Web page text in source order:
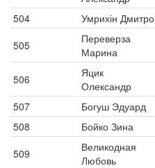
504
Умрихін Дмитро
505
Переверза
Марина
506
Яцик
Олександр
507
Богуш Эдуард
508
Бойко Зина
509
Великодная
Любовь